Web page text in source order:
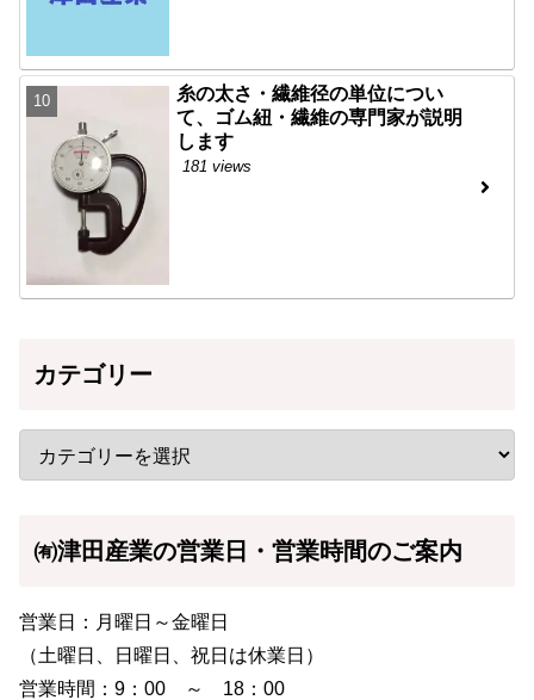
糸の太さ・繊維径の単位につい
て、ゴム紐・繊維の専門家が説明
します
181 views
カテゴリー
㈲津田産業の営業日・営業時間のご案内
営業日：月曜日～金曜日
（土曜日、日曜日、祝日は休業日）
営業時間：9：00 ～ 18：00